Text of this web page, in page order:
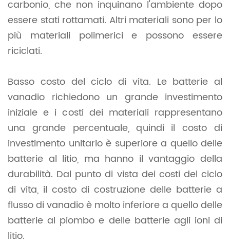
carbonio, che non inquinano l'ambiente dopo
essere stati rottamati. Altri materiali sono per lo
più materiali polimerici e possono essere
riciclati.
Basso costo del ciclo di vita. Le batterie al
vanadio richiedono un grande investimento
iniziale e i costi dei materiali rappresentano
una grande percentuale, quindi il costo di
investimento unitario è superiore a quello delle
batterie al litio, ma hanno il vantaggio della
durabilità. Dal punto di vista dei costi del ciclo
di vita, il costo di costruzione delle batterie a
flusso di vanadio è molto inferiore a quello delle
batterie al piombo e delle batterie agli ioni di
litio.